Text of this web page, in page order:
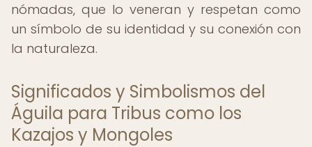
nómadas, que lo veneran y respetan como
un símbolo de su identidad y su conexión con
la naturaleza.
Significados y Simbolismos del
Águila para Tribus como los
Kazajos y Mongoles